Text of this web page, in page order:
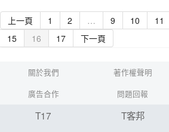
上一頁 1 2 … 9 10 11
15
16 17 下一頁
關於我們 著作權聲明
廣告合作
問題回報
T17 T客邦